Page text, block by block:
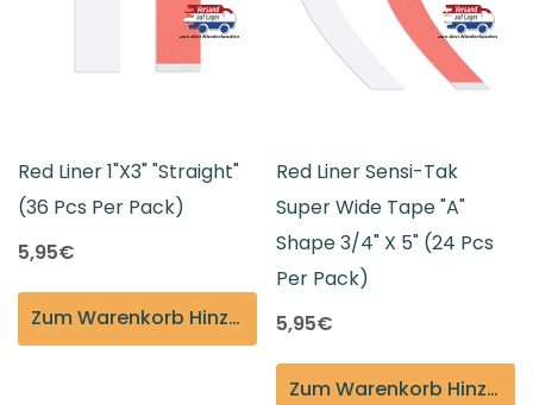
Red Liner 1"x3" "Straight"
(36 Pcs Per Pack)
5,95€
Zum Warenkorb Hinzufügen
Red Liner Sensi-Tak
Super Wide Tape "A"
Shape 3/4" X 5" (24 Pcs
Per Pack)
5,95€
Zum Warenkorb Hinzufügen